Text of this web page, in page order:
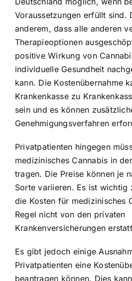
Voraussetzungen erfüllt sind.
anderem, dass alle anderen
Therapieoptionen
positive Wirkung von
individuelle Gesundheit
kann. Die Kostenübernahme
Krankenkasse zu
sein und es können
Genehmigungsverfahren
Privatpatienten hingegen
medizinisches Cannabis in
tragen. Die Preise können je
Sorte variieren. Es ist wichtig
die Kosten für medizinisches
Regel nicht von den privaten
Krankenversicherungen
Es gibt jedoch einige
Privatpatienten eine
beantragen können. Dies